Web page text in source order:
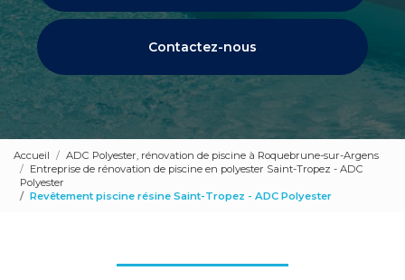
Contactez-nous
Accueil
ADC Polyester, rénovation de piscine à Roquebrune-sur-Argens
Entreprise de rénovation de piscine en polyester Saint-Tropez - ADC
Polyester
Revêtement piscine résine Saint-Tropez - ADC Polyester